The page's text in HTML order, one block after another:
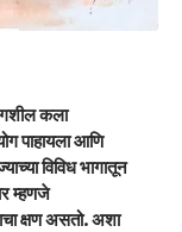
कला
पाहायला आणि
विविध भागातून
म्हणजे
क्षण असतो. अशा